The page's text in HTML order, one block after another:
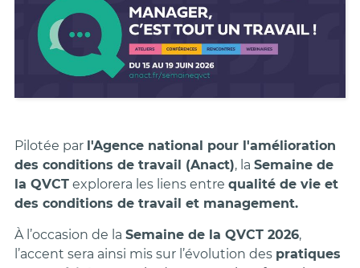
Pilotée par l'Agence national pour l'amélioration
des conditions de travail (Anact), la Semaine de
la QVCTexplorera les liens entre qualité de vie et
des conditions de travail et management.
À l’occasion de la Semaine de la QVCT 2026,
l’accent sera ainsi mis sur l’évolution des pratiques